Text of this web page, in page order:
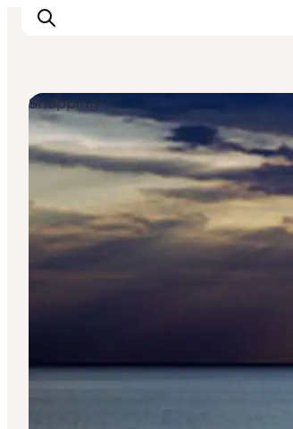
Urlaubsorte
Inspiration
Unterkunft
Mach deine Urlaubsplanung
Shopping